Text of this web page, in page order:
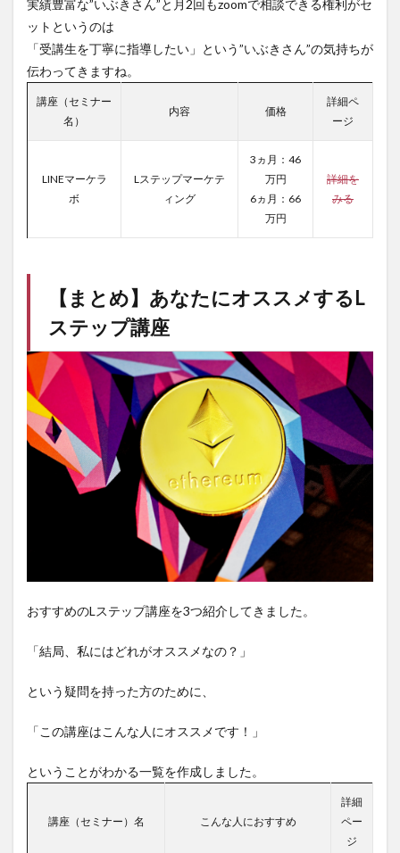
実績豊富な”いぶきさん”と月2回もzoomで相談できる権利がセ
ットというのは
「受講生を丁寧に指導したい」という”いぶきさん”の気持ちが
伝わってきますね。
講座（セミナー
名）
内容 価格
詳細ペ
ージ
LINEマーケラ
ボ
Lステップマーケテ
ィング
3ヵ月：46
万円
6ヵ月：66
万円
詳細を
みる
【まとめ】あなたにオススメするL
ステップ講座
おすすめのLステップ講座を3つ紹介してきました。
「結局、私にはどれがオススメなの？」
という疑問を持った方のために、
「この講座はこんな人にオススメです！」
ということがわかる一覧を作成しました。
講座（セミナー）名 こんな人におすすめ
詳細
ペー
ジ